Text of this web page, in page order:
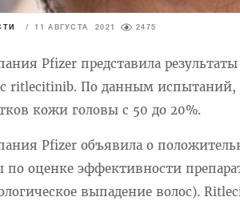
/ 11 АВГУСТА 2021 2475
Pfizer представила
ritlecitinib. По данным испытаний,
кожи головы с 50 до 20%.
Pfizer объявила о
по оценке эффективности
выпадение волос).